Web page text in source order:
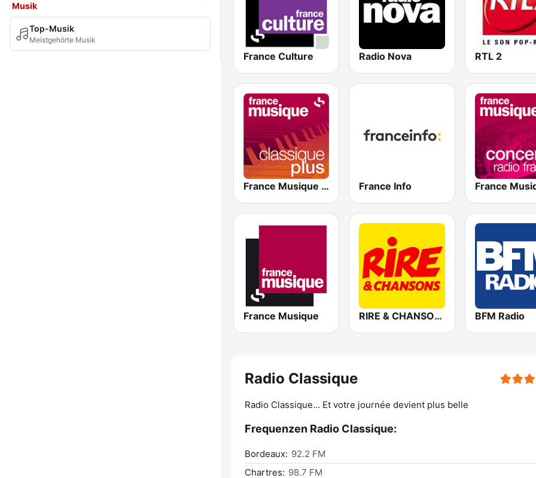
Musik
Top-Musik
Meistgehörte Musik
France Culture Radio Nova RTL 2
France Musique Classique Plus France Info
France Musique RIRE & CHANSONS BFM Radio
Radio Classique
Radio Classique... Et votre journée devient plus belle
Frequenzen Radio Classique:
Bordeaux: 92.2 FM
Chartres: 98.7 FM